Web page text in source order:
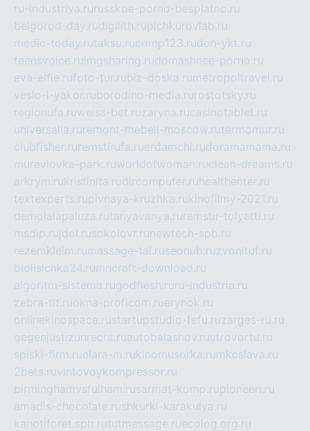
ru-industriya.ru russkoe-porno-besplatno.ru
belgorod-day.rudigilith.rupichkurovlab.ru
medic-today.rutaksu.rucomp123.rudon-ykt.ru
teensvoice.ru imgsharing.rudomashnee-porno.ru
eva-elfie.rufoto-tur.rubiz-doska.ru metropoltravel.ru
veslo-i-yakor.ruborodino-media.ru rostotsky.ru
regionufa.ruweiss-bet.ruzaryna.rucasinotablet.ru
universalia.ru remont-mebeli-moscow.rutermomur.ru
clubfisher.ru remstirufa.ruerdamchi.rudoramamama.ru
muraviovka-park.ruworldofwoman.ruclean-dreams.ru
arkrym.rukristinita.rudircomputer.ru healthenter.ru
textexperts.rupivnaya-kruzhka.rukinofilmy-2021.ru
demolalapaluza.rutanyavanya.ru remstir-tolyatti.ru
msdip.ru jdol.rusokolovr.ru newtech-spb.ru
rezemkleim.ru massage-tai.ruseonub.ruzvonitut.ru
biolisichka24.ru mncraft-download.ru
algoritm-sistema.rugodflesh.ru ru-industria.ru
zebra-tlt.ruokna-proficom.ruerynok.ru
onlinekinospace.rustartupstudio-fefu.ruzarges-ru.ru
gegenjustizunrecht.ruautobalashov.ruutrovortu.ru
spiski-firm.ruelara-m.rukinomusorka.ru mkcslava.ru
2bets.ruvintovoykompressor.ru
birminghamvsfulham.rusarmat-komp.rupioneeri.ru
amadis-chocolate.rushkurki-karakulya.ru
kanotiforet.spb.rututmassage.ruecolog.org.ru